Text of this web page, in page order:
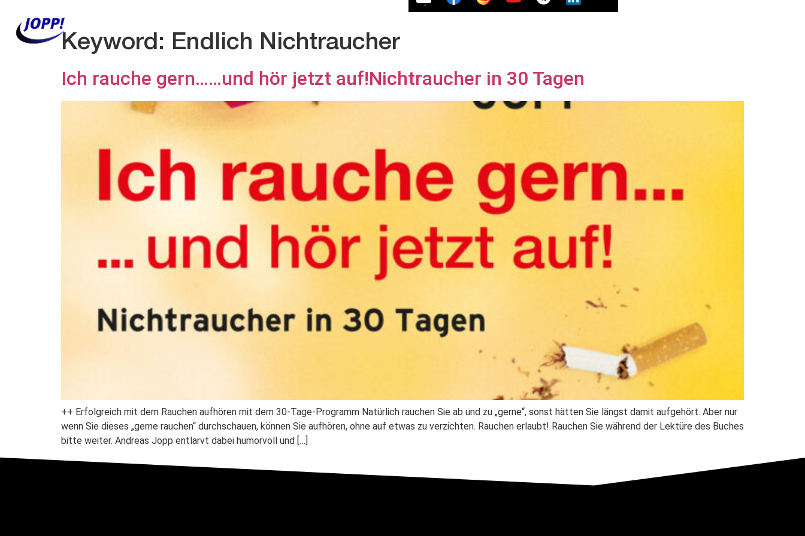
Keyword: Endlich Nichtraucher
Ich rauche gern……und hör jetzt auf!Nichtraucher in 30 Tagen
++ Erfolgreich mit dem Rauchen aufhören mit dem 30-Tage-Programm Natürlich rauchen Sie ab und zu „gerne“, sonst hätten Sie längst damit aufgehört. Aber nur
wenn Sie dieses „gerne rauchen“ durchschauen, können Sie aufhören, ohne auf etwas zu verzichten. Rauchen erlaubt! Rauchen Sie während der Lektüre des Buches
bitte weiter. Andreas Jopp entlarvt dabei humorvoll und […]